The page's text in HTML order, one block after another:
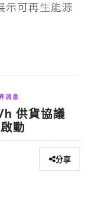
消息
供貨協議
動
分享